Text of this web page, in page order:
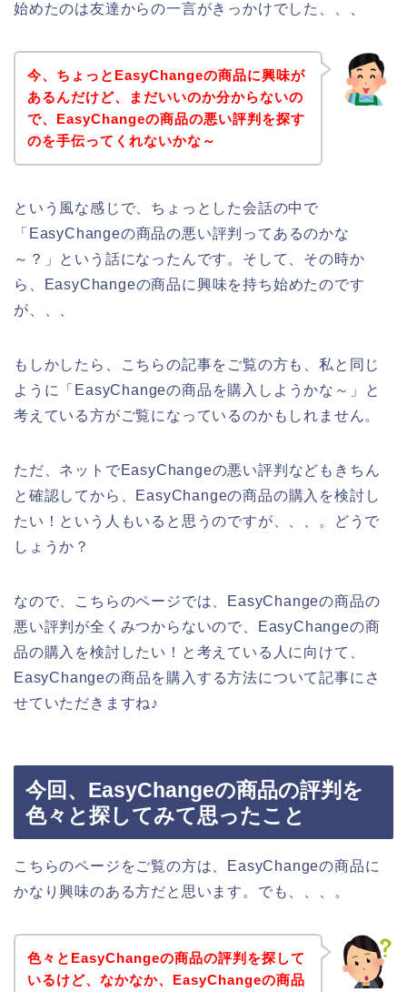
始めたのは友達からの一言がきっかけでした、、、
今、ちょっとEasyChangeの商品に興味が
あるんだけど、まだいいのか分からないの
で、EasyChangeの商品の悪い評判を探す
のを手伝ってくれないかな～
という風な感じで、ちょっとした会話の中で
「EasyChangeの商品の悪い評判ってあるのかな
～？」という話になったんです。そして、その時か
ら、EasyChangeの商品に興味を持ち始めたのです
が、、、
もしかしたら、こちらの記事をご覧の方も、私と同じ
ように「EasyChangeの商品を購入しようかな～」と
考えている方がご覧になっているのかもしれません。
ただ、ネットでEasyChangeの悪い評判などもきちん
と確認してから、EasyChangeの商品の購入を検討し
たい！という人もいると思うのですが、、、。どうで
しょうか？
なので、こちらのページでは、EasyChangeの商品の
悪い評判が全くみつからないので、EasyChangeの商
品の購入を検討したい！と考えている人に向けて、
EasyChangeの商品を購入する方法について記事にさ
せていただきますね♪
今回、EasyChangeの商品の評判を
色々と探してみて思ったこと
こちらのページをご覧の方は、EasyChangeの商品に
かなり興味のある方だと思います。でも、、、。
色々とEasyChangeの商品の評判を探して
いるけど、なかなか、EasyChangeの商品